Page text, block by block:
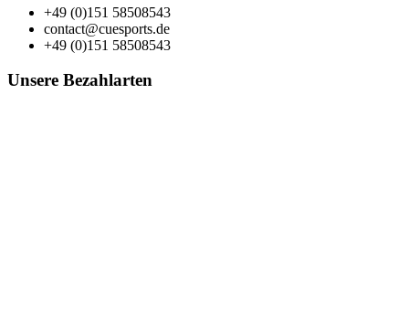
+49 (0)151 58508543
contact@cuesports.de
+49 (0)151 58508543
Unsere Bezahlarten